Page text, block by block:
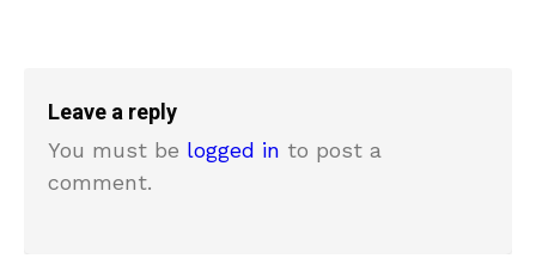
Leave a reply
You must be logged in to post a
comment.